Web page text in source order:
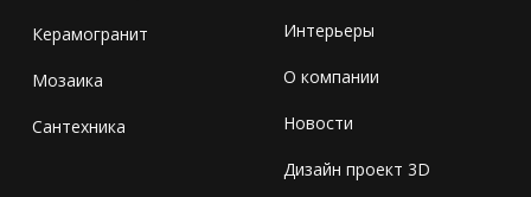
Керамогранит
Мозаика
Сантехника
Интерьеры
О компании
Новости
Дизайн проект 3D